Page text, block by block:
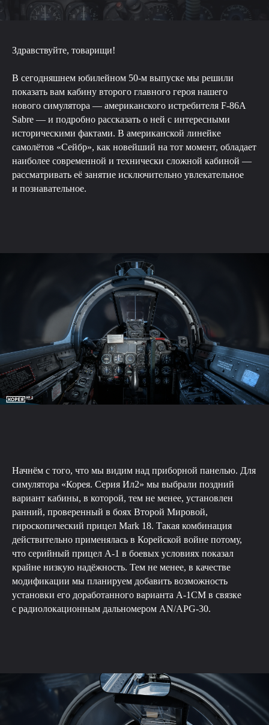
Здравствуйте, товарищи!
В сегодняшнем юбилейном 50-м выпуске мы решили
показать вам кабину второго главного героя нашего
нового симулятора — американского истребителя F-86A
Sabre — и подробно рассказать о ней с интересными
историческими фактами. В американской линейке
самолётов «Сейбр», как новейший на тот момент, обладает
наиболее современной и технически сложной кабиной —
рассматривать её занятие исключительно увлекательное
и познавательное.
Начнём с того, что мы видим над приборной панелью. Для
симулятора «Корея. Серия Ил2» мы выбрали поздний
вариант кабины, в которой, тем не менее, установлен
ранний, проверенный в боях Второй Мировой,
гироскопический прицел Mark 18. Такая комбинация
действительно применялась в Корейской войне потому,
что серийный прицел A-1 в боевых условиях показал
крайне низкую надёжность. Тем не менее, в качестве
модификации мы планируем добавить возможность
установки его доработанного варианта A-1CM в связке
с радиолокационным дальномером AN/APG-30.